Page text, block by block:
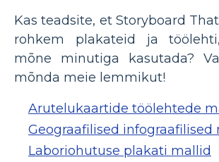
Kas teadsite, et Storyboard
rohkem plakateid ja
mõne minutiga kasutada?
mõnda meie lemmikut!
Arutelukaartide töölehtede
Geograafilised infograafilised
Laboriohutuse plakati mallid